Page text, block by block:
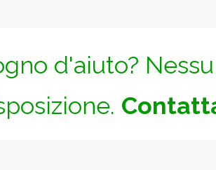
d'aiuto?